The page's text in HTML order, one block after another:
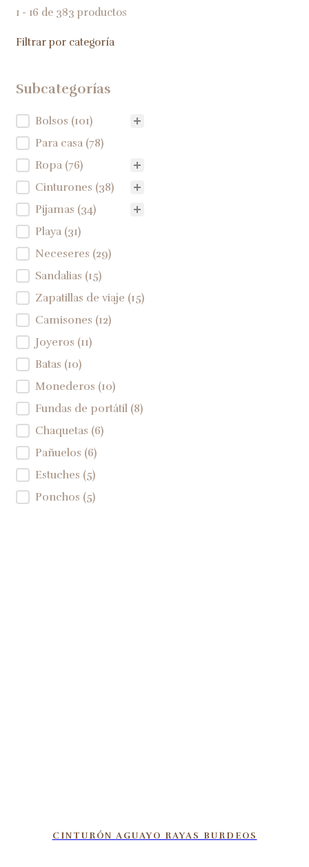
1 - 16 de 383 productos
Filtrar por categoría
Subcategorías
Subcategorías
Bolsos (101)
Para casa (78)
Ropa (76)
Cinturones (38)
Pijamas (34)
Playa (31)
Neceseres (29)
Sandalias (15)
Zapatillas de viaje (15)
Camisones (12)
Joyeros (11)
Batas (10)
Monederos (10)
Fundas de portátil (8)
Chaquetas (6)
Pañuelos (6)
Estuches (5)
Ponchos (5)
CINTURÓN AGUAYO RAYAS BURDEOS